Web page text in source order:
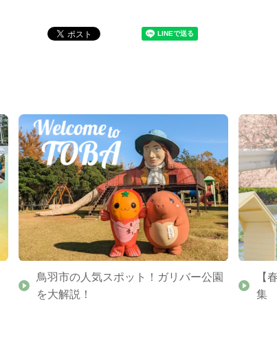
鳥羽市の人気スポット！ガリバー公園
を大解説！
【
集